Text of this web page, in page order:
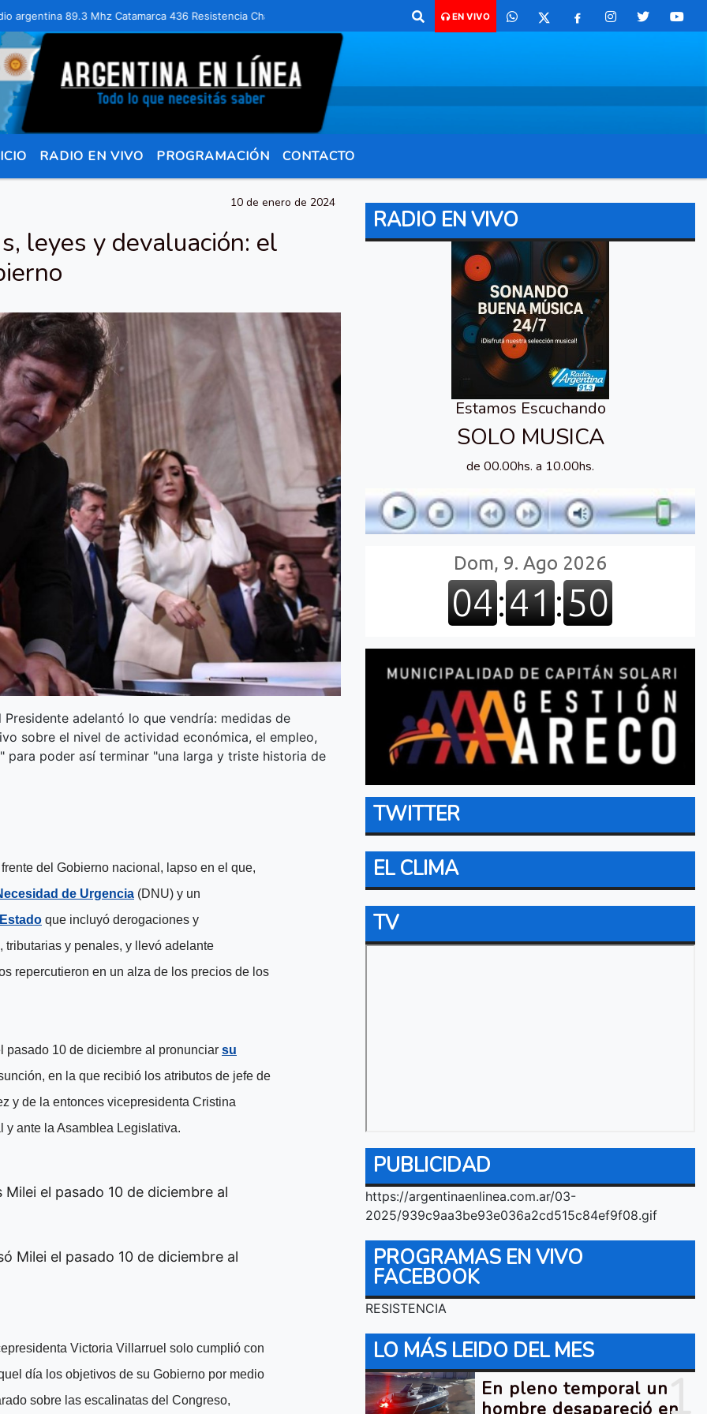
89.3 Mhz Catamarca 436 Resistencia Chaco para comunicarte 362 4879579 Radio argentina 89.3 Mhz Catamarca 436 Resistencia
EN VIVO
RADIO EN VIVO PROGRAMACIÓN CONTACTO
10 de enero de 2024
leyes y devaluación: el
adelantó lo que vendría: medidas de
sobre el nivel de actividad económica, el empleo,
poder así terminar "una larga y triste historia de
del Gobierno nacional, lapso en el que,
de Urgencia (DNU) y un
que incluyó derogaciones y
y penales, y llevó adelante
repercutieron en un alza de los precios de los
pasado 10 de diciembre al pronunciar su
en la que recibió los atributos de jefe de
y de la entonces vicepresidenta Cristina
ante la Asamblea Legislativa.
Milei el pasado 10 de diciembre al
Victoria Villarruel solo cumplió con
día los objetivos de su Gobierno por medio
sobre las escalinatas del Congreso,
RADIO EN VIVO
Estamos Escuchando
SOLO MUSICA
de 00.00hs. a 10.00hs.
TWITTER
EL CLIMA
TV
PUBLICIDAD
https://argentinaenlinea.com.ar/03-
2025/939c9aa3be93e036a2cd515c84ef9f08.gif
PROGRAMAS EN VIVO
FACEBOOK
RESISTENCIA
LO MÁS LEIDO DEL MES
1
En pleno temporal un
hombre desapareció en